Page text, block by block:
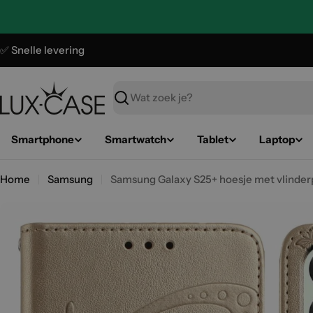
inhoud
✅ Snelle levering
Zoeken
Smartphone Smartwatch Tablet Laptop
Home Samsung Samsung Galaxy S25+ hoesje met